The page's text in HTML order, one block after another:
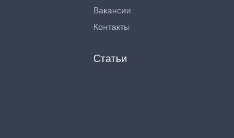
Вакансии
Контакты
Статьи